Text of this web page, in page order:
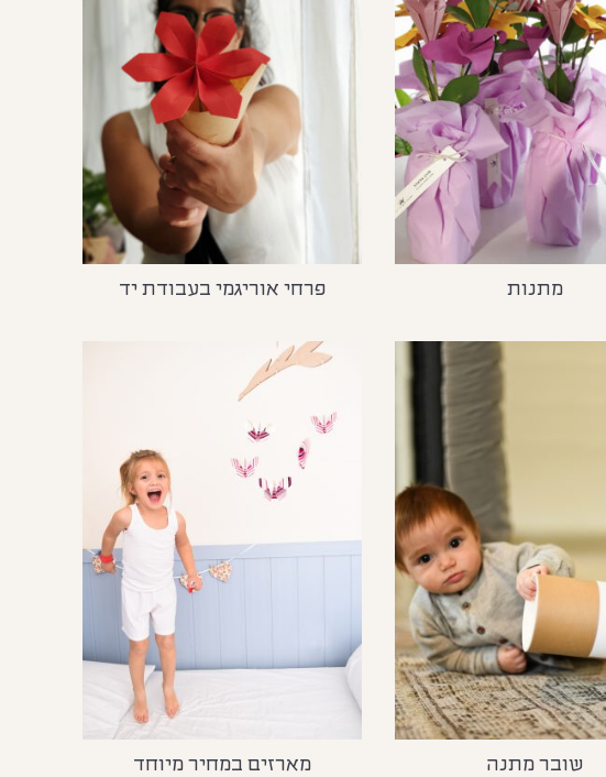
מתנות פרחי אוריגמי בעבודת יד
שובר מתנה מארזים במחיר מיוחד